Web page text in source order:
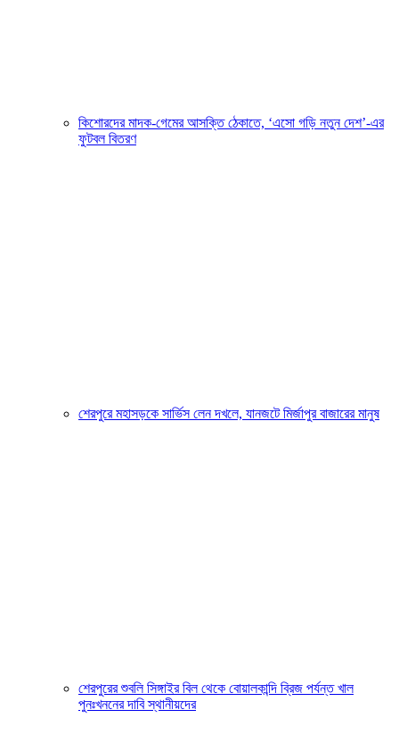
কিশোরদের মাদক-গেমের আসক্তি ঠেকাতে, ‘এসো গড়ি নতুন দেশ’-এর
ফুটবল বিতরণ
শেরপুরে মহাসড়কে সার্ভিস লেন দখলে, যানজটে মির্জাপুর বাজারের মানুষ
শেরপুরের শুবলি সিঙ্গাইর বিল থেকে বোয়ালকান্দি ব্রিজ পর্যন্ত খাল
পুনঃখননের দাবি স্থানীয়দের